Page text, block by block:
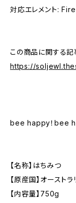
対応エレメント: Fire
この商品に関する
https://
bee happy！bee
【名称】はちみつ
【原産国】オーストラ
【内容量】750g